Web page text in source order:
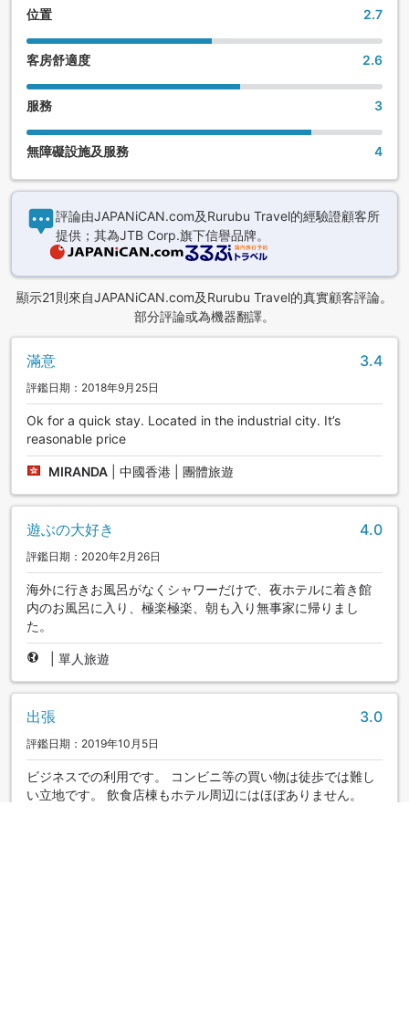
位置 2.7
客房舒適度 2.6
服務 3
無障礙設施及服務 4
評論由JAPANiCAN.com及Rurubu Travel的經驗證顧客所
提供；其為JTB Corp.旗下信譽品牌。
顯示21則來自JAPANiCAN.com及Rurubu Travel的真實顧客評論。
部分評論或為機器翻譯。
滿意 3.4
評鑑日期：2018年9月25日
Ok for a quick stay. Located in the industrial city. It’s
reasonable price
MIRANDA 中國香港 | 團體旅遊
遊ぶの大好き 4.0
評鑑日期：2020年2月26日
海外に行きお風呂がなくシャワーだけで、夜ホテルに着き館
内のお風呂に入り、極楽極楽、朝も入り無事家に帰りまし
た。
單人旅遊
出張 3.0
評鑑日期：2019年10月5日
ビジネスでの利用です。 コンビニ等の買い物は徒歩では難し
い立地です。 飲食店棟もホテル周辺にはほぼありません。